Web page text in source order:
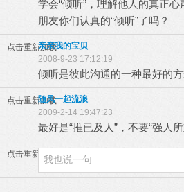
学会“倾听”，理解他人的真正心
朋友你们认真的“倾听”了吗？
点击重新加载亲亲我的宝贝
2008-9-23 17:12:19
倾听是彼此沟通的一种最好的方
点击重新加载随风一起流浪
2009-2-14 19:47:23
最好是“推已及人”，不要“强人
点击重新加载